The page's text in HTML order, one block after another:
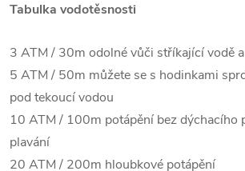
Tabulka vodotěsnosti
3 ATM / 30m odolné vůči stříkající vodě
5 ATM / 50m můžete se s hodinkami
pod tekoucí vodou
10 ATM / 100m potápění bez dýchacího
plavání
20 ATM / 200m hloubkové potápění